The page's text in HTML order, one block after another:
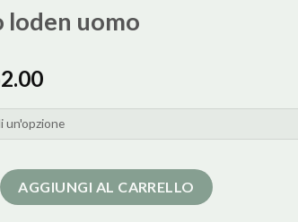
uomo
quantità
AGGIUNGI AL CARRELLO